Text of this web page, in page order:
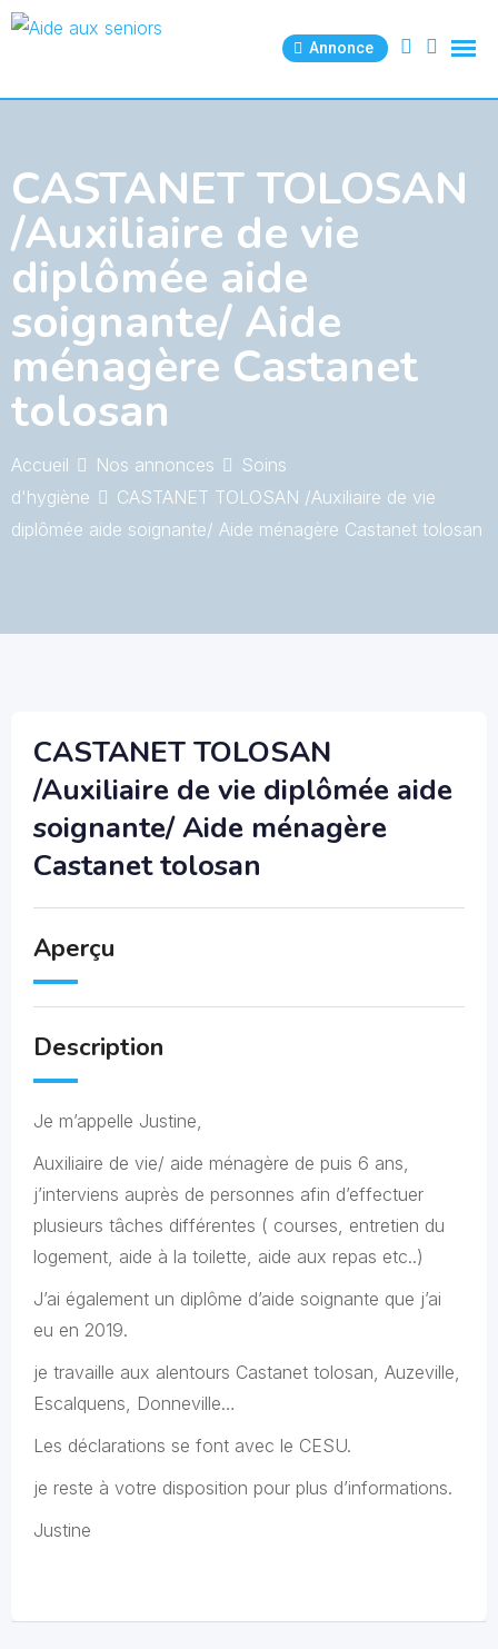
Skip
Annonce
CASTANET TOLOSAN
/Auxiliaire de vie
diplômée aide
soignante/ Aide
ménagère Castanet
tolosan
Accueil Nos annonces
Soins
d'hygiène
CASTANET TOLOSAN /Auxiliaire de vie
diplômée aide soignante/ Aide ménagère Castanet tolosan
CASTANET TOLOSAN
/Auxiliaire de vie diplômée aide
soignante/ Aide ménagère
Castanet tolosan
Aperçu
Description
Je m’appelle Justine,
Auxiliaire de vie/ aide ménagère de puis 6 ans,
j’interviens auprès de personnes afin d’effectuer
plusieurs tâches différentes ( courses, entretien du
logement, aide à la toilette, aide aux repas etc..)
J’ai également un diplôme d’aide soignante que j’ai
eu en 2019.
je travaille aux alentours Castanet tolosan, Auzeville,
Escalquens, Donneville…
Les déclarations se font avec le CESU.
je reste à votre disposition pour plus d’informations.
Justine